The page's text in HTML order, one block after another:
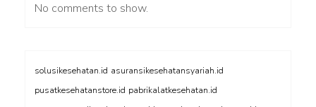
No comments to show.
solusikesehatan.id asuransikesehatansyariah.id
pusatkesehatanstore.id pabrikalatkesehatan.id